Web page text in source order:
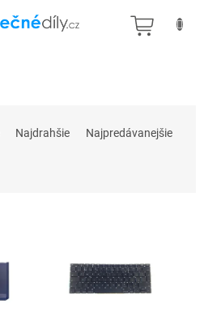
Najdrahšie Najpredávanejšie